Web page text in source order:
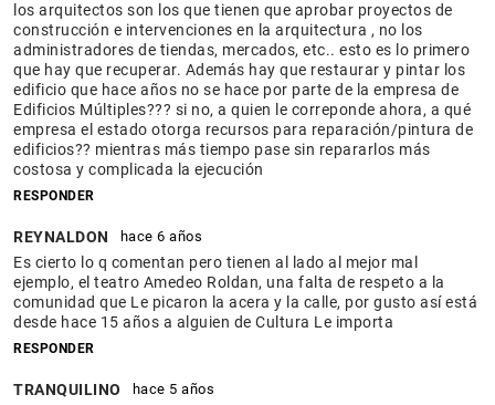
los arquitectos son los que tienen que aprobar proyectos de
construcción e intervenciones en la arquitectura , no los
administradores de tiendas, mercados, etc.. esto es lo primero
que hay que recuperar. Además hay que restaurar y pintar los
edificio que hace años no se hace por parte de la empresa de
Edificios Múltiples??? si no, a quien le correponde ahora, a qué
empresa el estado otorga recursos para reparación/pintura de
edificios?? mientras más tiempo pase sin repararlos más
costosa y complicada la ejecución
RESPONDER
REYNALDON hace 6 años
Es cierto lo q comentan pero tienen al lado al mejor mal
ejemplo, el teatro Amedeo Roldan, una falta de respeto a la
comunidad que Le picaron la acera y la calle, por gusto así está
desde hace 15 años a alguien de Cultura Le importa
RESPONDER
TRANQUILINO hace 5 años